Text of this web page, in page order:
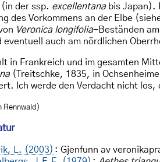
der ssp. excellentanabis Japan).
des Vorkommens an der Elbe
Veronica longifolia-Beständen
eventuell auch am nördlichen
in Frankreich und im gesamten
(Treitschke, 1835, in
Ich werde den Verdacht nicht
Rennwald)
L. (2003) : Gjenfunn av